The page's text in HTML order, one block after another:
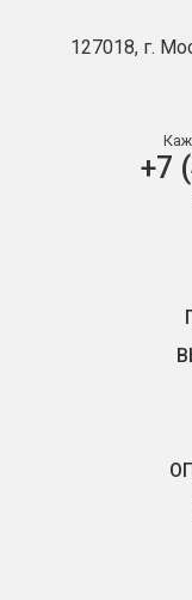
127018, г.
+7